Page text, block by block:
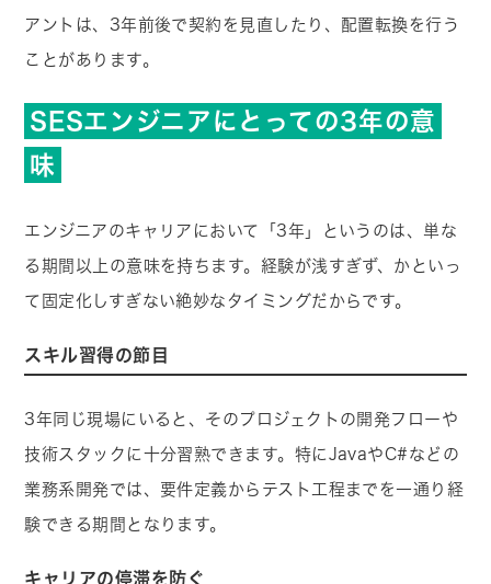
アントは、3年前後で契約を見直したり、配置転換を行う
ことがあります。
SESエンジニアにとっての3年の意
味
エンジニアのキャリアにおいて「3年」というのは、単な
る期間以上の意味を持ちます。経験が浅すぎず、かといっ
て固定化しすぎない絶妙なタイミングだからです。
スキル習得の節目
3年同じ現場にいると、そのプロジェクトの開発フローや
技術スタックに十分習熟できます。特にJavaやC#などの
業務系開発では、要件定義からテスト工程までを一通り経
験できる期間となります。
キャリアの停滞を防ぐ